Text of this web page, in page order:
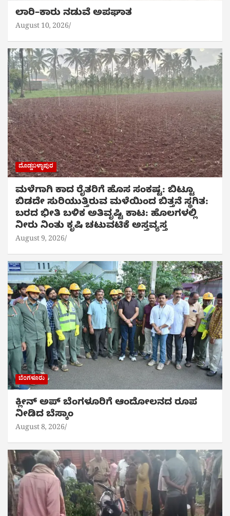
ಲಾರಿ–ಕಾರು ನಡುವೆ ಅಪಘಾತ
August 10, 2026
ದೊಡ್ಡಬಳ್ಳಾಪುರ
ಮಳೆಗಾಗಿ ಕಾದ ರೈತರಿಗೆ ಹೊಸ ಸಂಕಷ್ಟ: ಬಿಟ್ಟೂ
ಬಿಡದೇ ಸುರಿಯುತ್ತಿರುವ ಮಳೆಯಿಂದ ಬಿತ್ತನೆ ಸ್ಥಗಿತ:
ಬರದ ಭೀತಿ ಬಳಿಕ ಅತಿವೃಷ್ಟಿ ಕಾಟ: ಹೊಲಗಳಲ್ಲಿ
ನೀರು ನಿಂತು ಕೃಷಿ ಚಟುವಟಿಕೆ ಅಸ್ತವ್ಯಸ್ತ
August 9, 2026
ಬೆಂಗಳೂರು
ಕ್ಲೀನ್ ಅಪ್ ಬೆಂಗಳೂರಿಗೆ ಆಂದೋಲನದ ರೂಪ
ನೀಡಿದ ಬೆಸ್ಕಾಂ
August 8, 2026